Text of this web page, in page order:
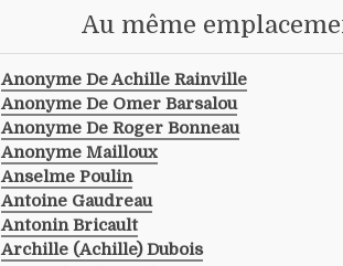
Au même
Anonyme De Achille Rainville
Anonyme De Omer Barsalou
Anonyme De Roger Bonneau
Anonyme Mailloux
Anselme Poulin
Antoine Gaudreau
Antonin Bricault
Archille (achille) Dubois